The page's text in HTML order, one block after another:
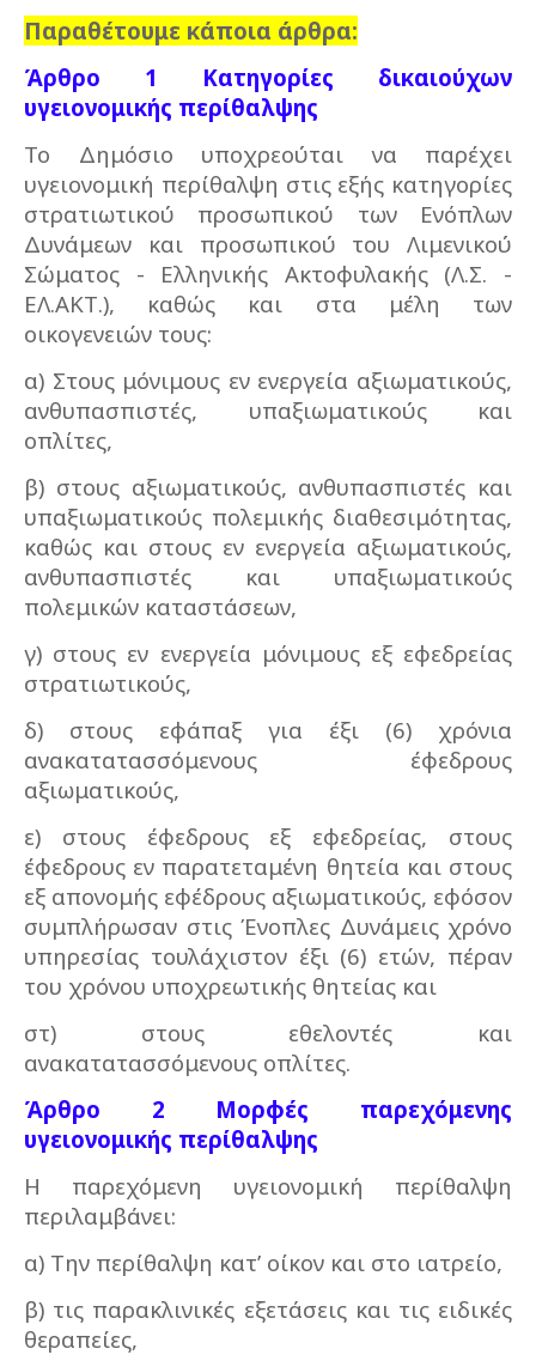
Παραθέτουμε κάποια άρθρα:
Άρθρο 1 Κατηγορίες δικαιούχων
υγειονομικής περίθαλψης
Το Δημόσιο υποχρεούται να παρέχει
υγειονομική περίθαλψη στις εξής κατηγορίες
στρατιωτικού προσωπικού των Ενόπλων
Δυνάμεων και προσωπικού του Λιμενικού
Σώματος - Ελληνικής Ακτοφυλακής (Λ.Σ. -
ΕΛ.ΑΚΤ.), καθώς και στα μέλη των
οικογενειών τους:
α) Στους μόνιμους εν ενεργεία αξιωματικούς,
ανθυπασπιστές, υπαξιωματικούς και
οπλίτες,
β) στους αξιωματικούς, ανθυπασπιστές και
υπαξιωματικούς πολεμικής διαθεσιμότητας,
καθώς και στους εν ενεργεία αξιωματικούς,
ανθυπασπιστές και υπαξιωματικούς
πολεμικών καταστάσεων,
γ) στους εν ενεργεία μόνιμους εξ εφεδρείας
στρατιωτικούς,
δ) στους εφάπαξ για έξι (6) χρόνια
ανακατατασσόμενους έφεδρους
αξιωματικούς,
ε) στους έφεδρους εξ εφεδρείας, στους
έφεδρους εν παρατεταμένη θητεία και στους
εξ απονομής εφέδρους αξιωματικούς, εφόσον
συμπλήρωσαν στις Ένοπλες Δυνάμεις χρόνο
υπηρεσίας τουλάχιστον έξι (6) ετών, πέραν
του χρόνου υποχρεωτικής θητείας και
στ) στους εθελοντές και
ανακατατασσόμενους οπλίτες.
Άρθρο 2 Μορφές παρεχόμενης
υγειονομικής περίθαλψης
Η παρεχόμενη υγειονομική περίθαλψη
περιλαμβάνει:
α) Την περίθαλψη κατ’ οίκον και στο ιατρείο,
β) τις παρακλινικές εξετάσεις και τις ειδικές
θεραπείες,